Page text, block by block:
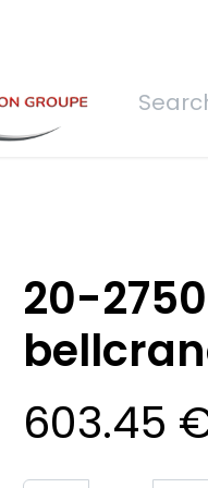
Connexion
20-
603.45